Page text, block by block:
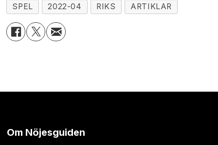
SPEL 2022-04 RIKS ARTIKLAR
Om Nöjesguiden